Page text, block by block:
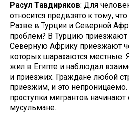
Расул Тавдиряков: Для
относится предвзято к тому,
Разве в Турции и Северной
проблем? В Турцию
Северную Африку приезжают
которых шарахаются местные.
жил в Египте и наблюдал
и приезжих. Граждане любой
приезжим, и это
проступки мигрантов
мусульмане.